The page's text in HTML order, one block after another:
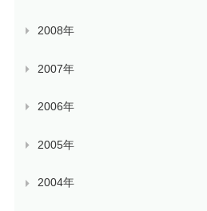
2008年
2007年
2006年
2005年
2004年